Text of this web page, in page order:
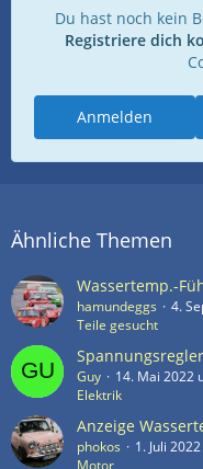
Du hast noch kein
Registriere dich
Anmelden
Ähnliche Themen
Wassertemp.-
hamundeggs
4.
Teile gesucht
Spannungsregler
Guy
14. Mai 2022
Elektrik
Anzeige
phokos
1. Juli
Motor